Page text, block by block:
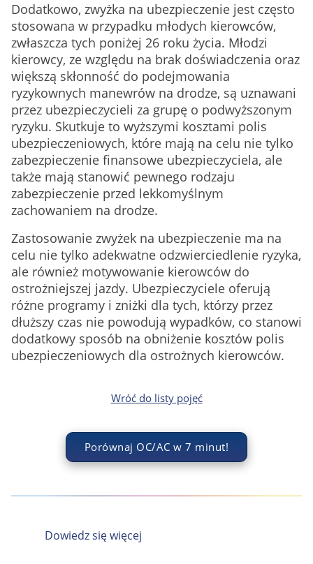
Dodatkowo, zwyżka na ubezpieczenie jest często
stosowana w przypadku młodych kierowców,
zwłaszcza tych poniżej 26 roku życia. Młodzi
kierowcy, ze względu na brak doświadczenia oraz
większą skłonność do podejmowania
ryzykownych manewrów na drodze, są uznawani
przez ubezpieczycieli za grupę o podwyższonym
ryzyku. Skutkuje to wyższymi kosztami polis
ubezpieczeniowych, które mają na celu nie tylko
zabezpieczenie finansowe ubezpieczyciela, ale
także mają stanowić pewnego rodzaju
zabezpieczenie przed lekkomyślnym
zachowaniem na drodze.
Zastosowanie zwyżek na ubezpieczenie ma na
celu nie tylko adekwatne odzwierciedlenie ryzyka,
ale również motywowanie kierowców do
ostrożniejszej jazdy. Ubezpieczyciele oferują
różne programy i zniżki dla tych, którzy przez
dłuższy czas nie powodują wypadków, co stanowi
dodatkowy sposób na obniżenie kosztów polis
ubezpieczeniowych dla ostrożnych kierowców.
Wróć do listy pojęć
Porównaj OC/AC w 7 minut!
Dowiedz się więcej